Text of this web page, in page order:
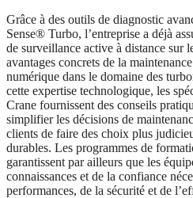
Grâce à des outils de diagnostic
Sense® Turbo, l’entreprise a déjà
de surveillance active à distance sur
avantages concrets de la
numérique dans le domaine des
cette expertise technologique, les
Crane fournissent des conseils
simplifier les décisions de
clients de faire des choix plus
durables. Les programmes de
garantissent par ailleurs que les
connaissances et de la confiance
performances, de la sécurité et de